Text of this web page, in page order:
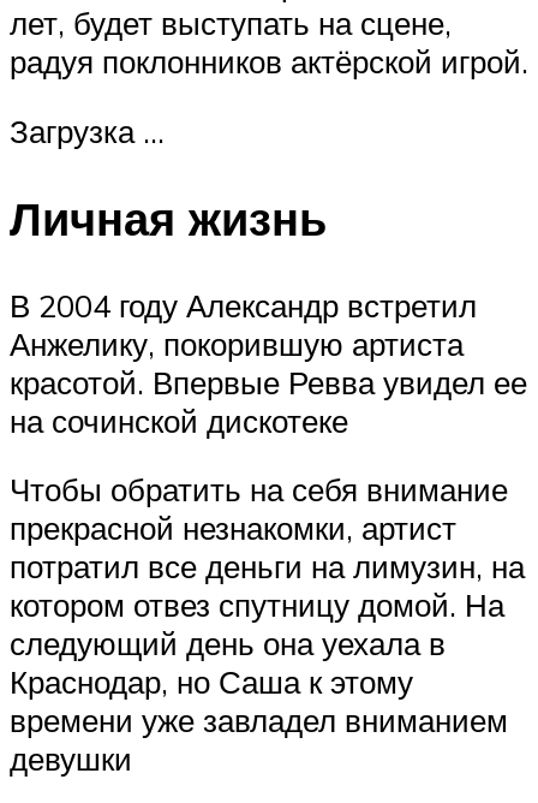
лет, будет выступать на сцене,
радуя поклонников актёрской игрой.
Загрузка …
Личная жизнь
В 2004 году Александр встретил
Анжелику, покорившую артиста
красотой. Впервые Ревва увидел ее
на сочинской дискотеке
Чтобы обратить на себя внимание
прекрасной незнакомки, артист
потратил все деньги на лимузин, на
котором отвез спутницу домой. На
следующий день она уехала в
Краснодар, но Саша к этому
времени уже завладел вниманием
девушки